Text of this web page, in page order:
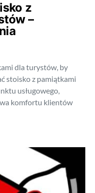
z
–
dla turystów, by
stoisko z pamiątkami
usługowego,
komfortu klientów